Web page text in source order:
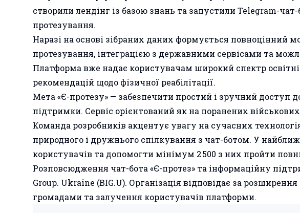
створили лендінг із базою знань та запустили Telegram-
протезування.
Наразі на основі зібраних даних формується повноцінний
протезування, інтеграцією з державними сервісами та
Платформа вже надає користувачам широкий спектр
рекомендацій щодо фізичної реабілітації.
Мета «Є-протезу» — забезпечити простий і зручний доступ
підтримки. Сервіс орієнтований як на поранених
Команда розробників акцентує увагу на сучасних
природного і дружнього спілкування з чат-ботом. У
користувачів та допомогти мінімум 2 500 з них пройти
Розповсюдження чат-бота «Є-протез» та інформаційну
Group. Ukraine (BIG.U). Організація відповідає за
громадами та залучення користувачів платформи.